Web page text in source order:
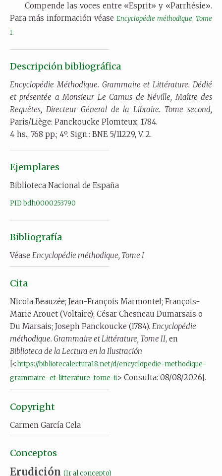
Compende las voces entre «Esprit» y «Parrhésie».
Para más información véase Encyclopédie méthodique, Tome
I.
Descripción bibliográfica
Encyclopédie Méthodique. Grammaire et Littérature. Dédié
et présentée a Monsieur Le Camus de Néville, Maître des
Requêtes, Directeur Géneral de la Libraire. Tome second,
Paris/Liège: Panckoucke Plomteux, 1784.
4 hs., 768 pp.; 4º. Sign.: BNE 5/11229, V. 2.
Ejemplares
Biblioteca Nacional de España
PID bdh0000253790
Bibliografía
Véase Encyclopédie méthodique, Tome I
Cita
Nicola Beauzée; Jean-François Marmontel; François-
Marie Arouet (Voltaire); César Chesneau Dumarsais o
Du Marsais; Joseph Panckoucke (1784). Encyclopédie
méthodique. Grammaire et Littérature, Tome II, en
Biblioteca de la Lectura en la Ilustración
[<https://bibliotecalectura18.net/d/encyclopedie-methodique-
grammaire-et-litterature-tome-ii> Consulta: 08/08/2026].
Copyright
Carmen García Cela
Conceptos
Erudición (Ir al concepto)